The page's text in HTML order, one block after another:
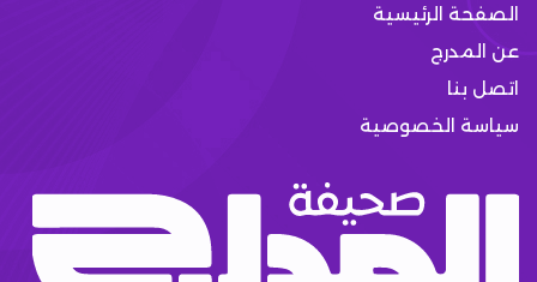
الصفحة الرئيسية
عن المدرج
اتصل بنا
سياسة الخصوصية